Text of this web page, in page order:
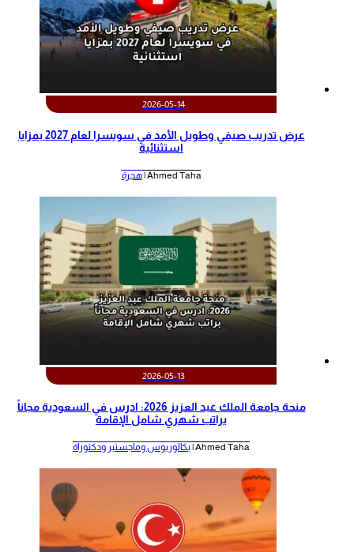
2026-05-14
عرض تدريب صيفي وطويل الأمد في سويسرا لعام 2027 بمزايا
استثنائية
Ahmed Taha | هجرة
2026-05-13
منحة جامعة الملك عبد العزيز 2026: ادرس في السعودية مجاناً
براتب شهري شامل الإقامة
Ahmed Taha | بكالوريوس وماجستير ودكتوراة